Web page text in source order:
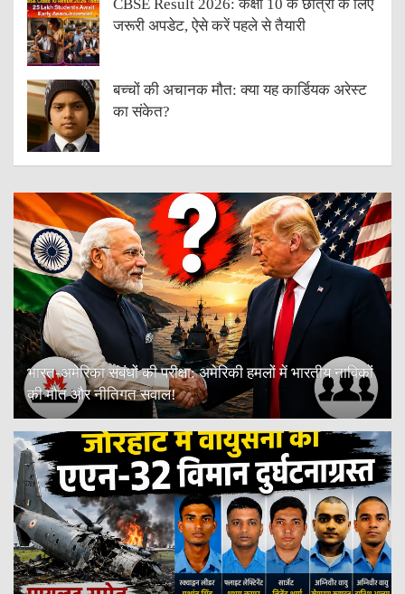
CBSE Result 2026: कक्षा 10 के छात्रों के लिए
जरूरी अपडेट, ऐसे करें पहले से तैयारी
बच्चों की अचानक मौत: क्या यह कार्डियक अरेस्ट
का संकेत?
भारत-अमेरिका संबंधों की परीक्षा: अमेरिकी हमलों में भारतीय नाविकों
की मौत और नीतिगत सवाल!